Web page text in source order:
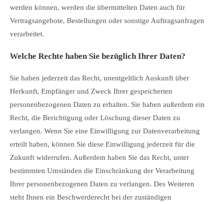
werden können, werden die übermittelten Daten auch für
Vertragsangebote, Bestellungen oder sonstige Auftragsanfragen
verarbeitet.
Welche Rechte haben Sie bezüglich Ihrer Daten?
Sie haben jederzeit das Recht, unentgeltlich Auskunft über
Herkunft, Empfänger und Zweck Ihrer gespeicherten
personenbezogenen Daten zu erhalten. Sie haben außerdem ein
Recht, die Berichtigung oder Löschung dieser Daten zu
verlangen. Wenn Sie eine Einwilligung zur Datenverarbeitung
erteilt haben, können Sie diese Einwilligung jederzeit für die
Zukunft widerrufen. Außerdem haben Sie das Recht, unter
bestimmten Umständen die Einschränkung der Verarbeitung
Ihrer personenbezogenen Daten zu verlangen. Des Weiteren
steht Ihnen ein Beschwerderecht bei der zuständigen